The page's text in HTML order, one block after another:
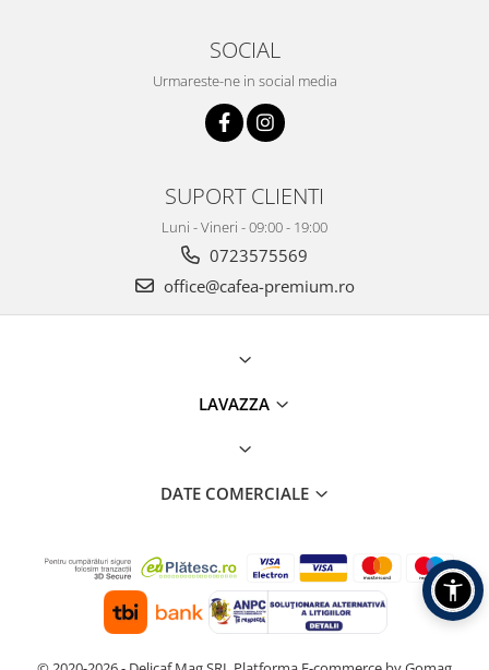
SOCIAL
Urmareste-ne in social media
SUPORT CLIENTI
Luni - Vineri - 09:00 - 19:00
0723575569
office@cafea-premium.ro
LAVAZZA
DATE COMERCIALE